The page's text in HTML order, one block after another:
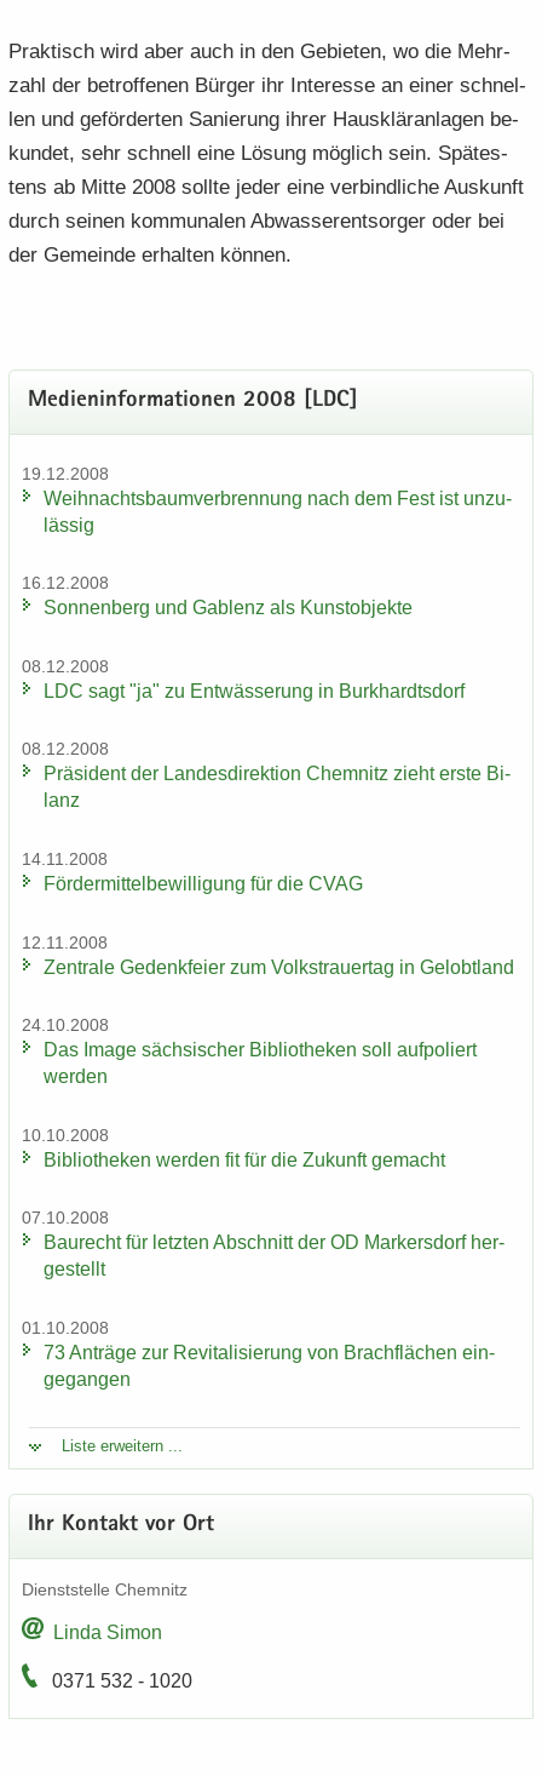
Prak­tisch wird aber auch in den Ge­bie­ten, wo die Mehr­
zahl der be­trof­fe­nen Bür­ger ihr In­ter­es­se an einer schnel­
len und ge­för­der­ten Sa­nie­rung ihrer Haus­klär­an­la­gen be­
kun­det, sehr schnell eine Lö­sung mög­lich sein. Spä­tes­
tens ab Mitte 2008 soll­te jeder eine ver­bind­li­che Aus­kunft
durch sei­nen kom­mu­na­len Ab­was­ser­ent­sor­ger oder bei
der Ge­mein­de er­hal­ten kön­nen.
Me­di­en­in­for­ma­tio­nen 2008 [LDC]
19.12.2008
Weih­nachts­baum­ver­bren­nung nach dem Fest ist un­zu­
läs­sig
16.12.2008
Son­nen­berg und Gab­lenz als Kunst­ob­jek­te
08.12.2008
LDC sagt "ja" zu Ent­wäs­se­rung in Burk­hardts­dorf
08.12.2008
Prä­si­dent der Lan­des­di­rek­ti­on Chem­nitz zieht erste Bi­
lanz
14.11.2008
För­der­mit­tel­be­wil­li­gung für die CVAG
12.11.2008
Zen­tra­le Ge­denk­fei­er zum Volks­trau­er­tag in Ge­lobt­land
24.10.2008
Das Image säch­si­scher Bi­blio­the­ken soll auf­po­liert
wer­den
10.10.2008
Bi­blio­the­ken wer­den fit für die Zu­kunft ge­macht
07.10.2008
Bau­recht für letz­ten Ab­schnitt der OD Mar­kers­dorf her­
ge­stellt
01.10.2008
73 An­trä­ge zur Re­vi­ta­li­sie­rung von Brach­flä­chen ein­
ge­gan­gen
Liste er­wei­tern ...
Ihr Kon­takt vor Ort
Dienst­stel­le Chem­nitz
Linda Simon
0371 532 - 1020